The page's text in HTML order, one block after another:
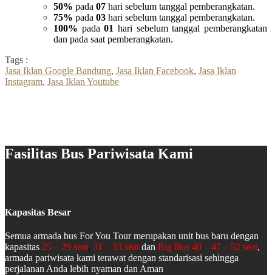
50% pada 07 hari sebelum tanggal pemberangkatan.
75% pada 03 hari sebelum tanggal pemberangkatan.
100% pada01 hari sebelum tanggal pemberangkatan
dan pada saat pemberangkatan.
Tags :
Jasa Iklan Google Bandung, Jasa Iklan Facebook, Jasa Iklan
Instagram, Jasa Iklan Youtube
Fasilitas Bus Pariwisata Kami
Kapasitas Besar
Semua armada bus For You Tour merupakan unit bus baru dengan
kapasitas 25 – 29 seat, 31 – 33 seat dan Big Bus 40 – 47 – 52 seat,
armada pariwisata kami terawat dengan standarisasi sehingga
perjalanan Anda lebih nyaman dan Aman